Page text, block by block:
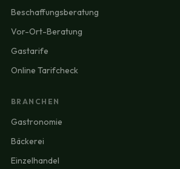
Beschaffungsberatung
Vor-Ort-Beratung
Gastarife
Online Tarifcheck
BRANCHEN
Gastronomie
Bäckerei
Einzelhandel